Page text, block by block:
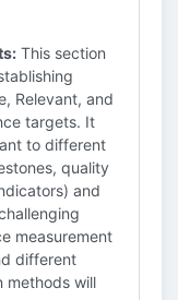
This section
Relevant, and
targets. It
to different
quality
and
measurement
different
methods will